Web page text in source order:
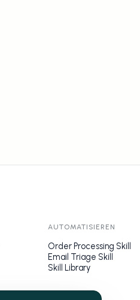
AUTOMATISIEREN
Order Processing Skill
Email Triage Skill
Skill Library